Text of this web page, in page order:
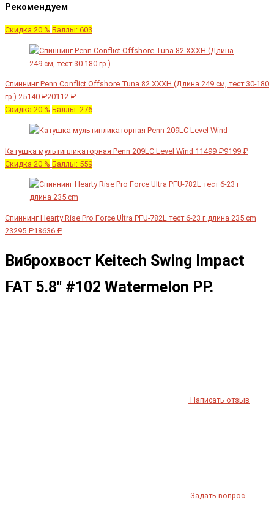
Рекомендуем
Скидка 20 % Баллы: 603
Спиннинг Penn Conflict Offshore Tuna 82 XXXH (Длина 249 см, тест 30-180
гр.) 25140 ₽20112 ₽
Скидка 20 % Баллы: 276
Катушка мультипликаторная Penn 209LC Level Wind 11499 ₽9199 ₽
Скидка 20 % Баллы: 559
Спиннинг Hearty Rise Pro Force Ultra PFU-782L тест 6-23 г длина 235 cm
23295 ₽18636 ₽
Виброхвост Keitech Swing Impact
FAT 5.8" #102 Watermelon PP.
Написать отзыв
Задать вопрос